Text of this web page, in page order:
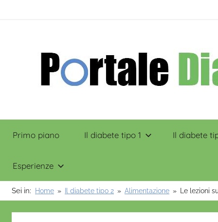
Portale
Diabete
Primo piano Il diabete tipo 1 Il diabete
Esperienze
Sei in: Home Il diabete tipo 2 Alimentazione Le lezioni